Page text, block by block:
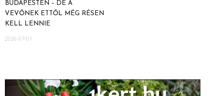
BUDAPESTEN – DE A
VEVŐNEK ETTŐL MÉG RÉSEN
KELL LENNIE
2026-07-01